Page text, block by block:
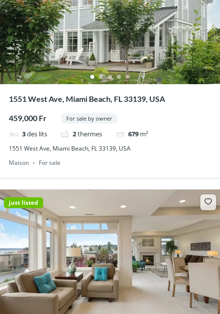
1551 West Ave, Miami Beach, FL 33139, USA
459,000 Fr For sale by owner
3des lits 2thermes 679 m²
1551 West Ave, Miami Beach, FL 33139, USA
Maison
For sale
just listed